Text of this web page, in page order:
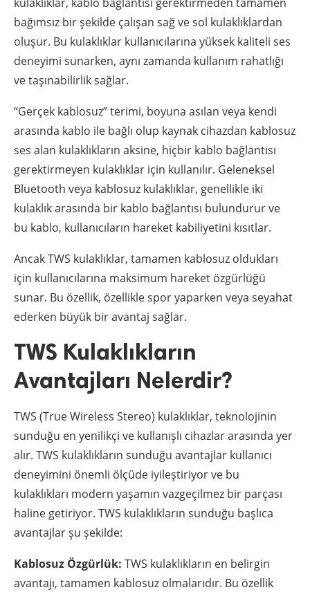
kulaklıklar, kablo bağlantısı gerektirmeden tamamen
bağımsız bir şekilde çalışan sağ ve sol kulaklıklardan
oluşur. Bu kulaklıklar kullanıcılarına yüksek kaliteli ses
deneyimi sunarken, aynı zamanda kullanım rahatlığı
ve taşınabilirlik sağlar.
“Gerçek kablosuz” terimi, boyuna asılan veya kendi
arasında kablo ile bağlı olup kaynak cihazdan kablosuz
ses alan kulaklıkların aksine, hiçbir kablo bağlantısı
gerektirmeyen kulaklıklar için kullanılır. Geleneksel
Bluetooth veya kablosuz kulaklıklar, genellikle iki
kulaklık arasında bir kablo bağlantısı bulundurur ve
bu kablo, kullanıcıların hareket kabiliyetini kısıtlar.
Ancak TWS kulaklıklar, tamamen kablosuz oldukları
için kullanıcılarına maksimum hareket özgürlüğü
sunar. Bu özellik, özellikle spor yaparken veya seyahat
ederken büyük bir avantaj sağlar.
TWS Kulaklıkların
Avantajları Nelerdir?
TWS (True Wireless Stereo) kulaklıklar, teknolojinin
sunduğu en yenilikçi ve kullanışlı cihazlar arasında yer
alır. TWS kulaklıkların sunduğu avantajlar kullanıcı
deneyimini önemli ölçüde iyileştiriyor ve bu
kulaklıkları modern yaşamın vazgeçilmez bir parçası
haline getiriyor. TWS kulaklıkların sunduğu başlıca
avantajlar şu şekilde:
Kablosuz Özgürlük: TWS kulaklıkların en belirgin
avantajı, tamamen kablosuz olmalarıdır. Bu özellik